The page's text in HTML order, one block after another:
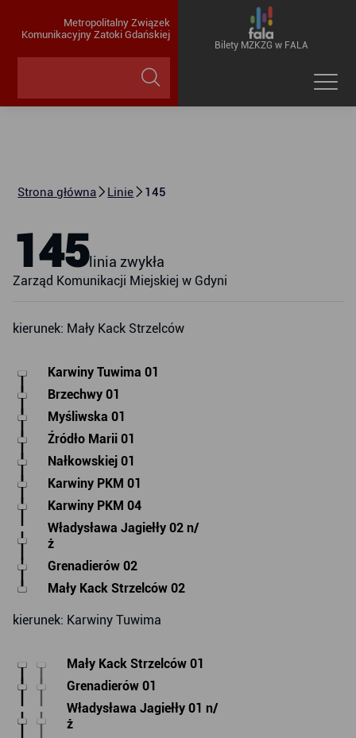
Metropolitalny Związek
Komunikacyjny Zatoki Gdańskiej
Bilety MZKZG w FALA
Strona główna Linie 145
145linia zwykła
Zarząd Komunikacji Miejskiej w Gdyni
kierunek: Mały Kack Strzelców
Karwiny Tuwima 01
Brzechwy 01
Myśliwska 01
Źródło Marii 01
Nałkowskiej 01
Karwiny PKM 01
Karwiny PKM 04
Władysława Jagiełły 02 n/
ż
Grenadierów 02
Mały Kack Strzelców 02
kierunek: Karwiny Tuwima
Mały Kack Strzelców 01
Grenadierów 01
Władysława Jagiełły 01 n/
ż